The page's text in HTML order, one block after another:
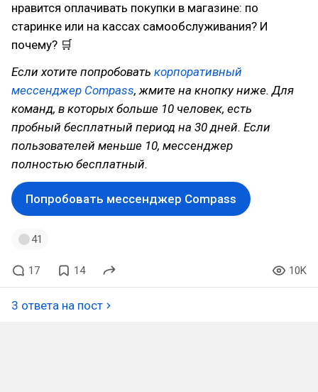
нравится оплачивать покупки в магазине: по
старинке или на кассах самообслуживания? И
почему? 🛒
Если хотите попробовать корпоративный
мессенджер Compass, жмите на кнопку ниже. Для
команд, в которых больше 10 человек, есть
пробный бесплатный период на 30 дней. Если
пользователей меньше 10, мессенджер
полностью бесплатный.
Попробовать мессенджер Compass
41
17 14 10K
3 ответа на пост